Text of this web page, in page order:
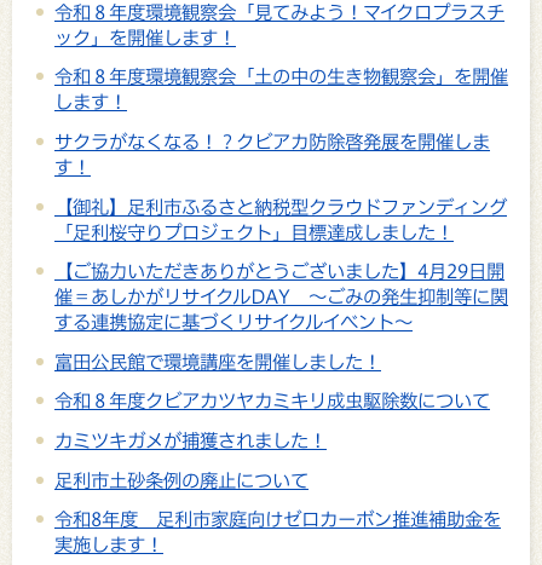
令和８年度環境観察会「見てみよう！マイクロプラスチ
ック」を開催します！
令和８年度環境観察会「土の中の生き物観察会」を開催
します！
サクラがなくなる！？クビアカ防除啓発展を開催しま
す！
【御礼】足利市ふるさと納税型クラウドファンディング
「足利桜守りプロジェクト」目標達成しました！
【ご協力いただきありがとうございました】4月29日開
催＝あしかがリサイクルDAY ～ごみの発生抑制等に関
する連携協定に基づくリサイクルイベント～
富田公民館で環境講座を開催しました！
令和８年度クビアカツヤカミキリ成虫駆除数について
カミツキガメが捕獲されました！
足利市土砂条例の廃止について
令和8年度 足利市家庭向けゼロカーボン推進補助金を
実施します！